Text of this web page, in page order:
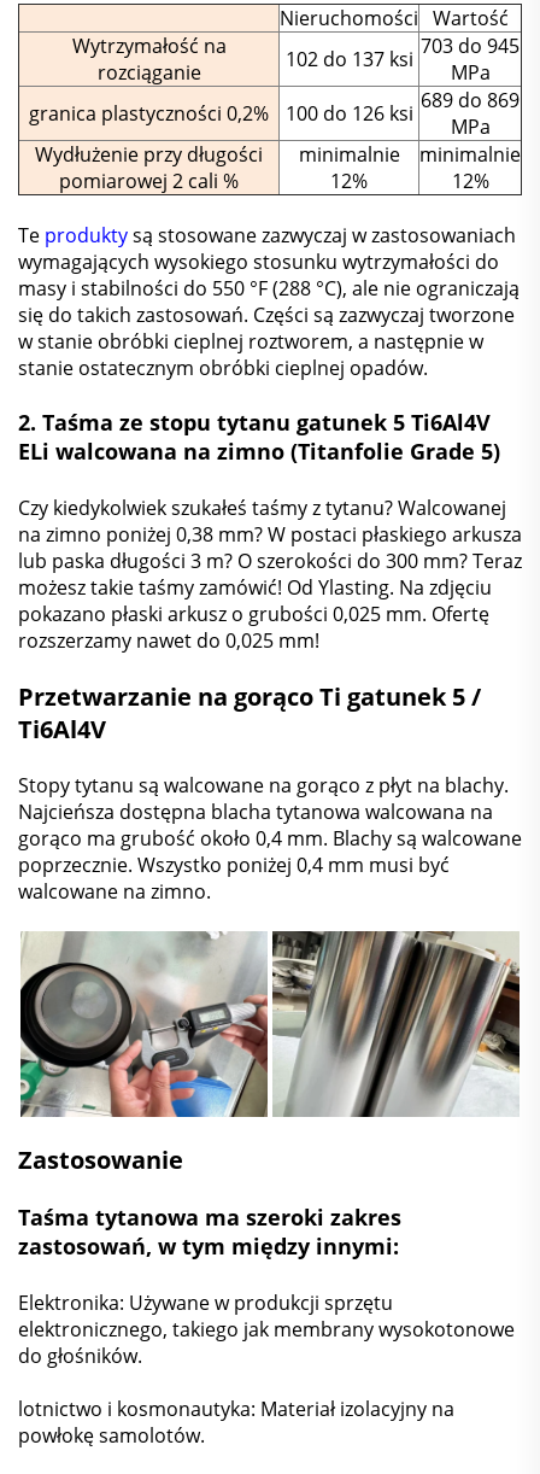
Nieruchomości Wartość
Wytrzymałość na
rozciąganie
102 do 137 ksi 703 do 945
MPa
granica plastyczności 0,2%
100 do 126 ksi 689 do 869
MPa
Wydłużenie przy długości
pomiarowej 2 cali %
minimalnie
12%
minimalnie
12%
Te produktysą stosowane zazwyczaj w zastosowaniach
wymagających wysokiego stosunku wytrzymałości do
masy i stabilności do 550 °F (288 °C), ale nie ograniczają
się do takich zastosowań. Części są zazwyczaj tworzone
w stanie obróbki cieplnej roztworem, a następnie w
stanie ostatecznym obróbki cieplnej opadów.
2. Taśma ze stopu tytanu gatunek 5 Ti6Al4V
ELi walcowana na zimno (Titanfolie Grade 5)
Czy kiedykolwiek szukałeś taśmy z tytanu? Walcowanej
na zimno poniżej 0,38 mm? W postaci płaskiego arkusza
lub paska długości 3 m? O szerokości do 300 mm? Teraz
możesz takie taśmy zamówić! Od Ylasting. Na zdjęciu
pokazano płaski arkusz o grubości 0,025 mm. Ofertę
rozszerzamy nawet do 0,025 mm!
Przetwarzanie na gorąco Ti gatunek 5 /
Ti6Al4V
Stopy tytanu są walcowane na gorąco z płyt na blachy.
Najcieńsza dostępna blacha tytanowa walcowana na
gorąco ma grubość około 0,4 mm. Blachy są walcowane
poprzecznie. Wszystko poniżej 0,4 mm musi być
walcowane na zimno.
Zastosowanie
Taśma tytanowa ma szeroki zakres
zastosowań, w tym między innymi:
Elektronika: Używane w produkcji sprzętu
elektronicznego, takiego jak membrany wysokotonowe
do głośników.
lotnictwo i kosmonautyka: Materiał izolacyjny na
powłokę samolotów.